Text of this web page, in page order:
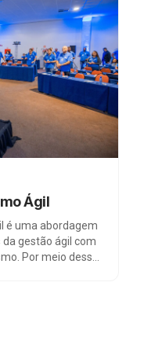
Ágil
é uma abordagem
gestão ágil com
Por meio dessa